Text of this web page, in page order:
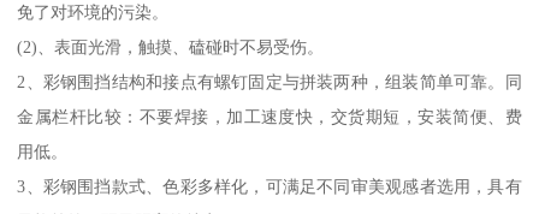
免了对环境的污染。
(2)、表面光滑，触摸、磕碰时不易受伤。
2、彩钢围挡结构和接点有螺钉固定与拼装两种，组装简单可靠。同
金属栏杆比较：不要焊接，加工速度快，交货期短，安装简便、费
用低。
3、彩钢围挡款式、色彩多样化，可满足不同审美观感者选用，具有